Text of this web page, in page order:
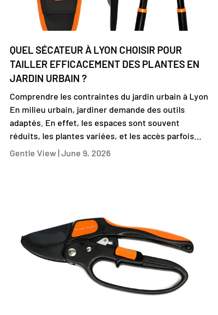
QUEL SÉCATEUR À LYON CHOISIR POUR
TAILLER EFFICACEMENT DES PLANTES EN
JARDIN URBAIN ?
Comprendre les contraintes du jardin urbain à Lyon
En milieu urbain, jardiner demande des outils
adaptés. En effet, les espaces sont souvent
réduits, les plantes variées, et les accès parfois...
Gentle View |June 9, 2026